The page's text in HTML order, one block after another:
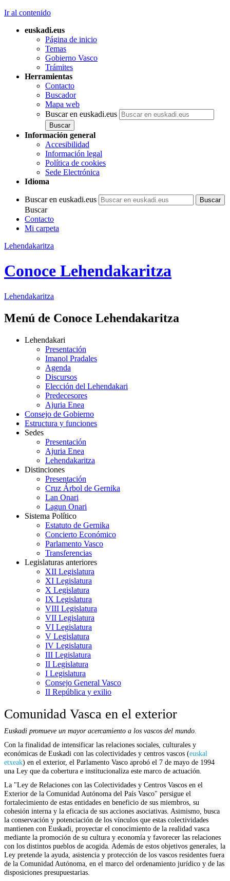
Ir al contenido
euskadi.eus
Página de inicio
Temas
Gobierno Vasco
Trámites
Herramientas
Contacto
Buscador
Mapa web
Buscar en euskadi.eus
Información general
Accesibilidad
Información legal
Política de cookies
Sede Electrónica
Idioma
Buscar en euskadi.eus
Buscar
Contacto
Mi carpeta
Lehendakaritza
Conoce Lehendakaritza
Lehendakaritza
Menú de Conoce Lehendakaritza
Lehendakari
Presentación
Imanol Pradales
Agenda
Discursos
Elección del Lehendakari
Predecesores
Ajuria Enea
Consejo de Gobierno
Estructura y funciones
Sedes
Presentación
Ajuria Enea
Lehendakaritza
Distinciones
Presentación
Cruz Árbol de Gernika
Lan Onari
Lagun Onari
Sistema Político
Estatuto de Gernika
Concierto Económico
Parlamento Vasco
Transferencias
Legislaturas anteriores
XII Legislatura
XI Legislatura
X Legislatura
IX Legislatura
VIII Legislatura
VII Legislatura
VI Legislatura
V Legislatura
IV Legislatura
III Legislatura
II Legislatura
I Legislatura
Consejo General Vasco
II República y exilio
Comunidad Vasca en el exterior
Euskadi promueve un mayor acercamiento a los vascos del mundo.
Con la finalidad de intensificar las relaciones sociales, culturales y
económicas de Euskadi con las colectividades y centros vascos (euskal
etxeak) en el exterior, el Parlamento Vasco aprobó el 7 de mayo de 1994
una Ley que da cobertura e institucionaliza este marco de actuación.
La "Ley de Relaciones con las Colectividades y Centros Vascos en el
Exterior de la Comunidad Autónoma del País Vasco" persigue el
fortalecimiento de estas entidades en beneficio de sus miembros, su
cohesión interna y la eficacia de sus acciones asociativas. Asimismo, busca
la conservación y potenciación de los vínculos que estas colectividades
mantienen con Euskadi, proyectar el conocimiento de la realidad vasca
mediante la promoción de su cultura y economía y favorecer las relaciones
con los distintos pueblos de acogida. Además de estos objetivos generales, la
Ley pretende la ayuda, asistencia y protección de los vascos residentes fuera
de la Comunidad Autónoma, en el marco del ordenamiento jurídico y de las
disposiciones presupuestarias.